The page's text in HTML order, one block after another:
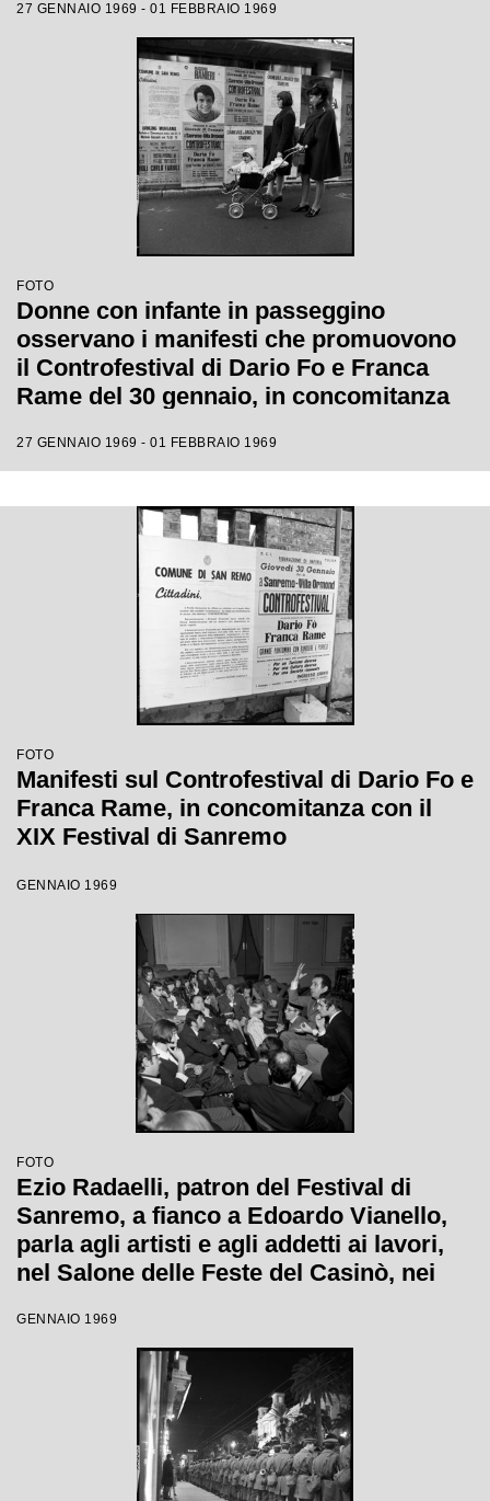
27 GENNAIO 1969 - 01 FEBBRAIO 1969
FOTO
Donne con infante in passeggino
osservano i manifesti che promuovono
il Controfestival di Dario Fo e Franca
Rame del 30 gennaio, in concomitanza
27 GENNAIO 1969 - 01 FEBBRAIO 1969
FOTO
Manifesti sul Controfestival di Dario Fo e
Franca Rame, in concomitanza con il
XIX Festival di Sanremo
GENNAIO 1969
FOTO
Ezio Radaelli, patron del Festival di
Sanremo, a fianco a Edoardo Vianello,
parla agli artisti e agli addetti ai lavori,
nel Salone delle Feste del Casinò, nei
GENNAIO 1969